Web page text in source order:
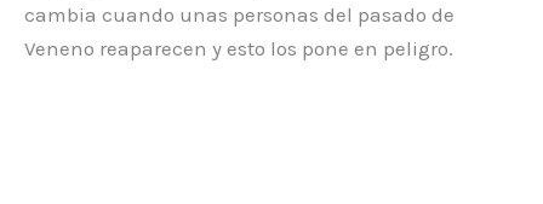
cambia cuando unas personas del pasado de
Veneno reaparecen y esto los pone en peligro.